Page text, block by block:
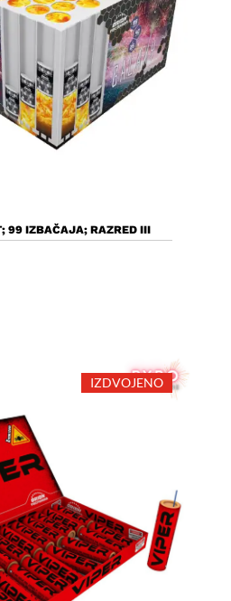
U Košaricu
99 IZBAČAJA; RAZRED III
IZDVOJENO